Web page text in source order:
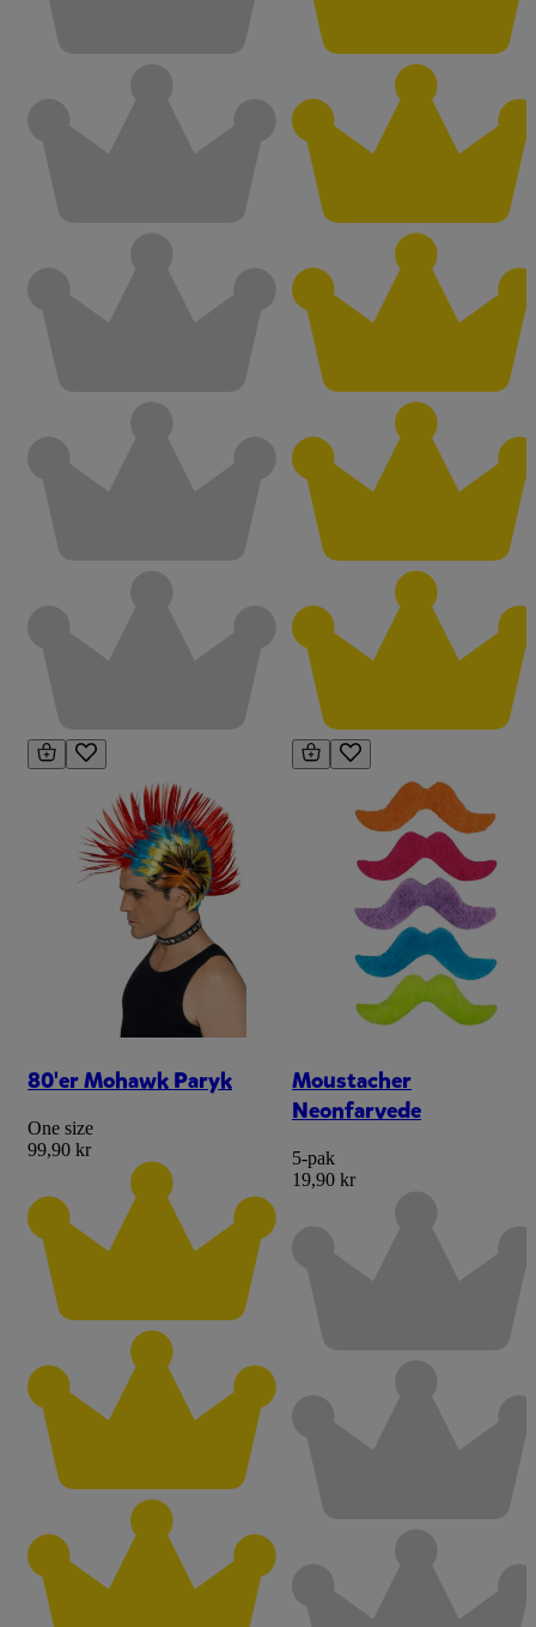
80'er Mohawk Paryk
One size
99,90 kr
Moustacher
Neonfarvede
5-pak
19,90 kr